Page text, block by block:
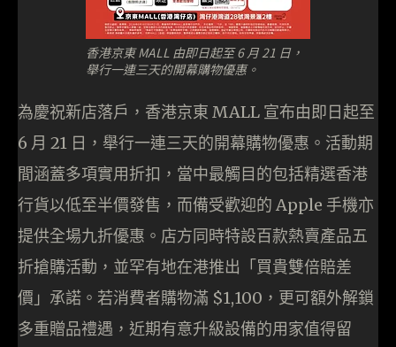
香港京東 MALL 由即日起至 6 月 21 日，
舉行一連三天的開幕購物優惠。
為慶祝新店落戶，香港京東 MALL 宣布由即日起至
6 月 21 日，舉行一連三天的開幕購物優惠。活動期
間涵蓋多項實用折扣，當中最觸目的包括精選香港
行貨以低至半價發售，而備受歡迎的 Apple 手機亦
提供全場九折優惠。店方同時特設百款熱賣產品五
折搶購活動，並罕有地在港推出「買貴雙倍賠差
價」承諾。若消費者購物滿 $1,100，更可額外解鎖
多重贈品禮遇，近期有意升級設備的用家值得留